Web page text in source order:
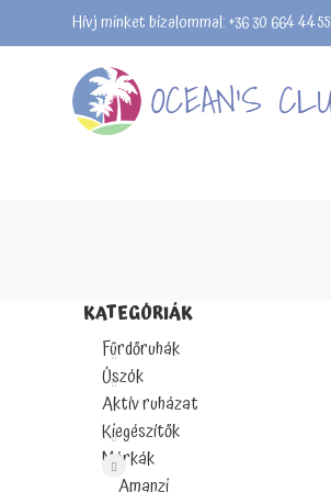
Hívj minket bizalommal: +36 30 664 4455
KATEGÓRIÁK
Fürdőruhák
Úszók
Aktív ruházat
Kiegészítők
Márkák